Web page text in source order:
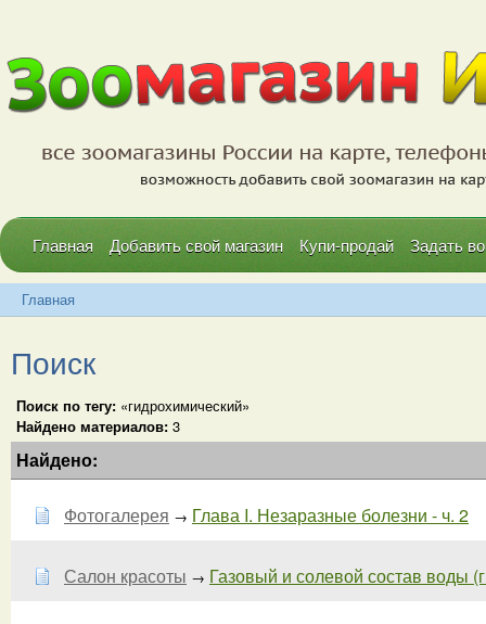
Главная Добавить свой магазин Купи-продай Задать
Главная
Поиск
Поиск по тегу: «гидрохимический»
Найдено материалов: 3
Найдено:
Фотогалерея → Глава I. Незаразные болезни - ч. 2
Салон красоты → Газовый и солевой состав воды